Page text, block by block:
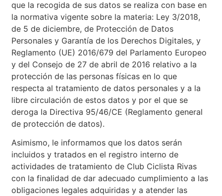
que la recogida de sus datos se realiza con base en
la normativa vigente sobre la materia: Ley 3/2018,
de 5 de diciembre, de Protección de Datos
Personales y Garantía de los Derechos Digitales, y
Reglamento (UE) 2016/679 del Parlamento Europeo
y del Consejo de 27 de abril de 2016 relativo a la
protección de las personas físicas en lo que
respecta al tratamiento de datos personales y a la
libre circulación de estos datos y por el que se
deroga la Directiva 95/46/CE (Reglamento general
de protección de datos).
Asimismo, le informamos que los datos serán
incluidos y tratados en el registro interno de
actividades de tratamiento de Club Ciclista Rivas
con la finalidad de dar adecuado cumplimiento a las
obligaciones legales adquiridas y a atender las